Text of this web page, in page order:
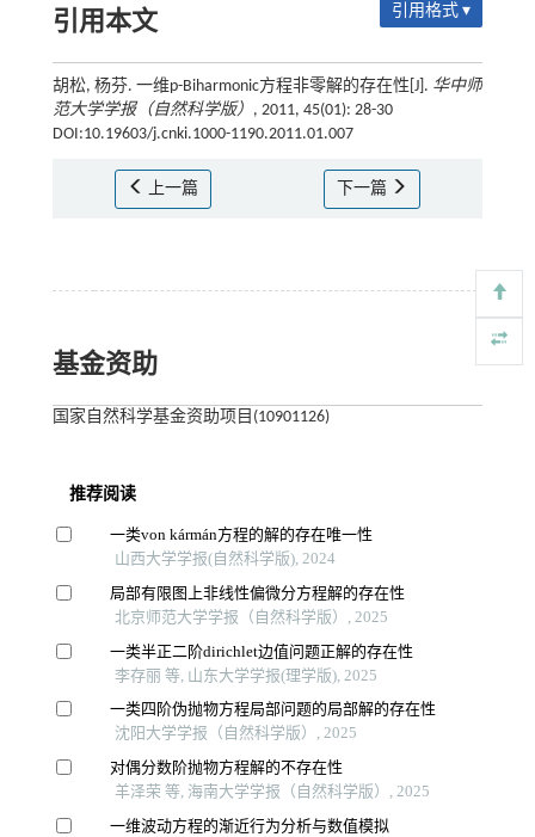
引用本文 引用格式 ▾
胡松, 杨芬. 一维p-Biharmonic方程非零解的存在性[J]. 华中师
范大学学报（自然科学版） , 2011, 45(01): 28-30
DOI:10.19603/j.cnki.1000-1190.2011.01.007
上一篇 下一篇
基金资助
国家自然科学基金资助项目(10901126)